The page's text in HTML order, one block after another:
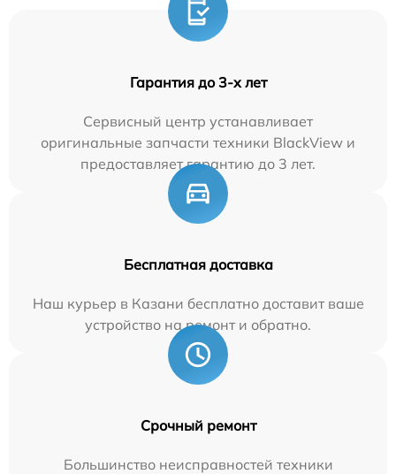
Гарантия до 3-х лет
Сервисный центр устанавливает
оригинальные запчасти техники BlackView и
предоставляет гарантию до 3 лет.
Бесплатная доставка
Наш курьер в Казани бесплатно доставит ваше
устройство на ремонт и обратно.
Срочный ремонт
Большинство неисправностей техники